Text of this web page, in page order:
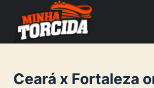
oCeará x Fortaleza